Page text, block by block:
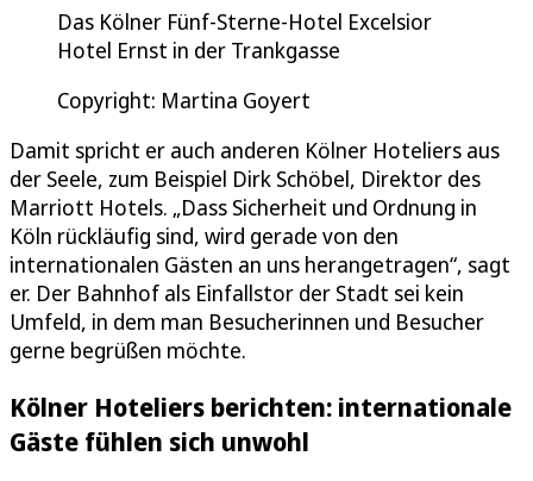
Das Kölner Fünf-Sterne-Hotel Excelsior
Hotel Ernst in der Trankgasse
Copyright: Martina Goyert
Damit spricht er auch anderen Kölner Hoteliers aus
der Seele, zum Beispiel Dirk Schöbel, Direktor des
Marriott Hotels. „Dass Sicherheit und Ordnung in
Köln rückläufig sind, wird gerade von den
internationalen Gästen an uns herangetragen“, sagt
er. Der Bahnhof als Einfallstor der Stadt sei kein
Umfeld, in dem man Besucherinnen und Besucher
gerne begrüßen möchte.
Kölner Hoteliers berichten: internationale
Gäste fühlen sich unwohl